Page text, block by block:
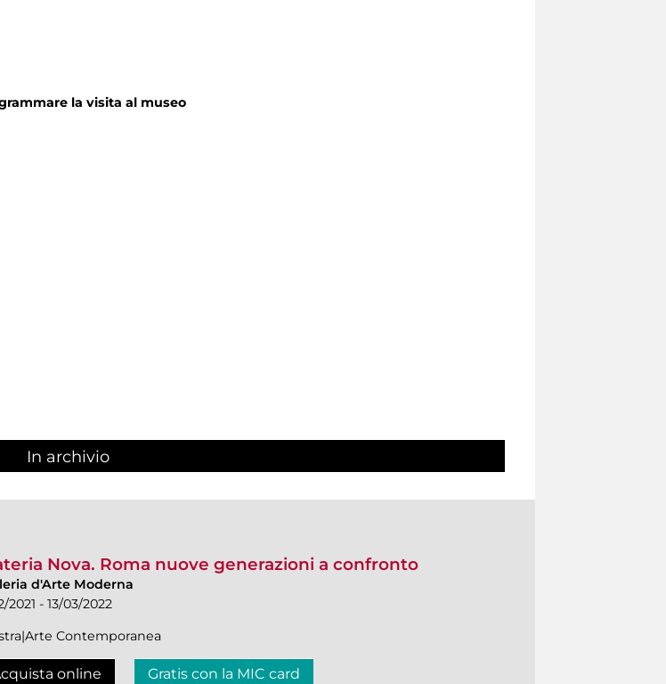
la visita al museo
In archivio
Nova. Roma nuove generazioni a confronto
d'Arte Moderna
2021 - 13/03/2022
Contemporanea
online Gratis con la MIC card